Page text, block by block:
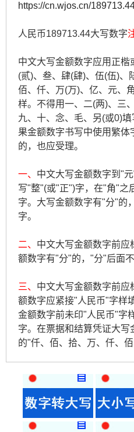
https://cn.wjos.cn/
人民币189713.44大写数字
中文大写金额数字应用正楷
(贰)、叁、肆(肆)、伍(伍)、
佰、仟、万(万)、亿、元、
样。不得用一、二(两)、三
九、十、念、毛、另(或0)
果金额数字书写中使用繁体
的，也应受理。
一、 中文大写金额数字到"
写"整"(或"正")字，在"角"之
字。大写金额数字有"分"的
字。
二、 中文大写金额数字前
额数字有"分"的，"分"后面
三、 中文大写金额数字前
额数字应紧接"人民币"字样
金额数字前未印"人民币"字
字。在票据和结算凭证大写
的"仟、佰、拾、万、仟、